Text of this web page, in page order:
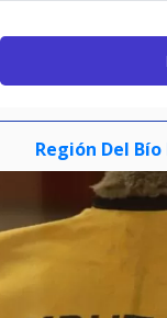
Región Del Bío